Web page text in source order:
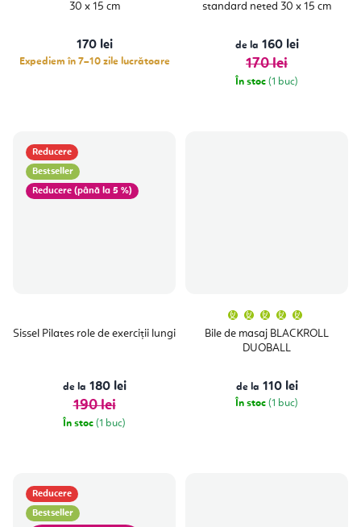
30 x 15 cm
170 lei
Expediem în 7–10 zile lucrătoare
standard neted 30 x 15 cm
de la 160 lei
170 lei
În stoc (1 buc)
Reducere
Bestseller
(până la 5 %)
Sissel Pilates role de exerciții lungi
de la 180 lei
190 lei
În stoc (1 buc)
Bile de masaj BLACKROLL
DUOBALL
a
de la 110 lei
În stoc (1 buc)
Reducere
Bestseller